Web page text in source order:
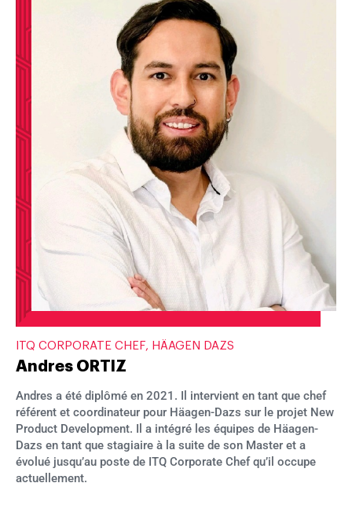
ITQ CORPORATE CHEF, HÄAGEN DAZS
Andres ORTIZ
Andres a été diplômé en 2021. Il intervient en tant que chef
référent et coordinateur pour Häagen-Dazs sur le projet New
Product Development. Il a intégré les équipes de Häagen-
Dazs en tant que stagiaire à la suite de son Master et a
évolué jusqu’au poste de ITQ Corporate Chef qu’il occupe
actuellement.